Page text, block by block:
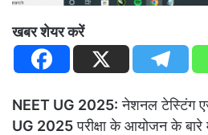
खबर शेयर करें
NEET UG 2025: नेशनल टेस्टिंग
UG 2025परीक्षा के आयोजन के बारे